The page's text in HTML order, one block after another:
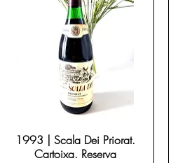
1993 | Scala Dei Priorat.
Cartoixa. Reserva